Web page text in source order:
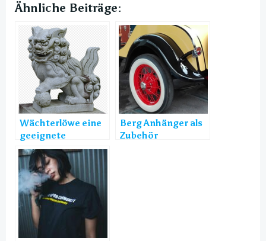
Ähnliche Beiträge:
Wächterlöwe eine
geeignete
Ergänzung für Ihre
Wohnung
Berg Anhänger als
Zubehör